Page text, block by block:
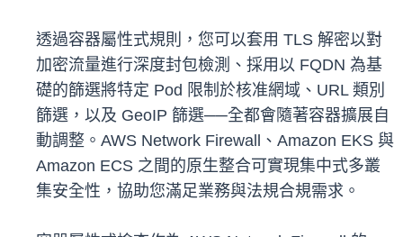
透過容器屬性式規則，您可以套用 TLS 解密以對
加密流量進行深度封包檢測、採用以 FQDN 為基
礎的篩選將特定 Pod 限制於核准網域、URL 類別
篩選，以及 GeoIP 篩選──全都會隨著容器擴展自
動調整。AWS Network Firewall、Amazon EKS 與
Amazon ECS 之間的原生整合可實現集中式多叢
集安全性，協助您滿足業務與法規合規需求。